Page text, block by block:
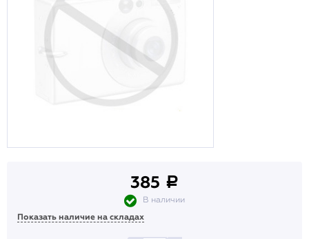
385 a
В наличии
Показать наличие на складах